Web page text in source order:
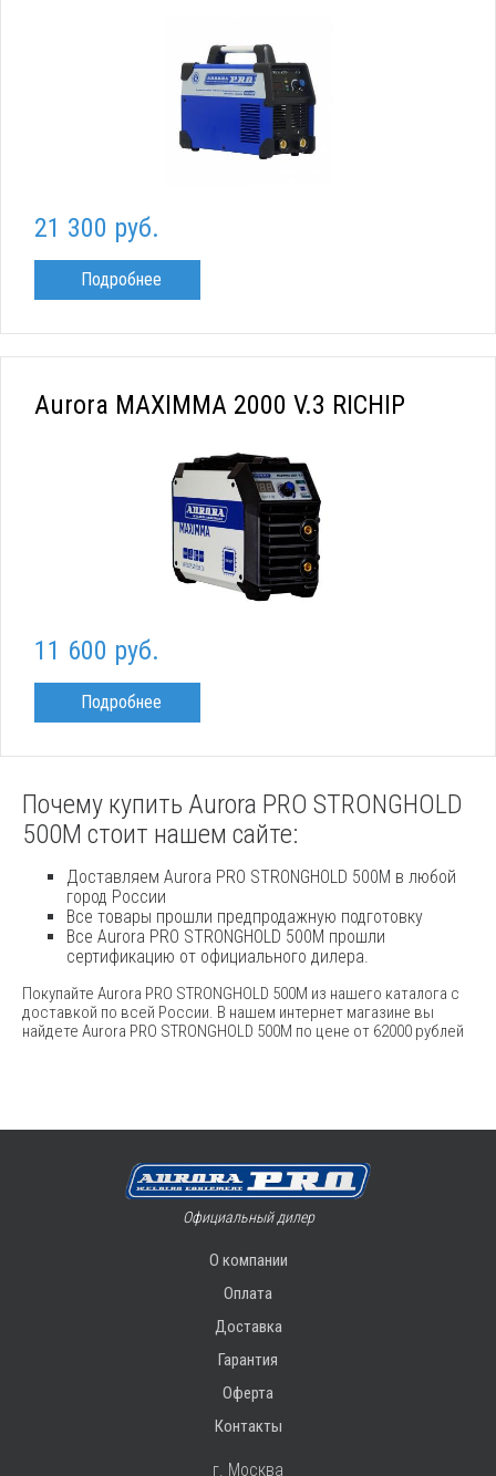
21 300 руб.
Подробнее
Aurora MAXIMMA 2000 V.3 RICHIP
11 600 руб.
Подробнее
Почему купить Aurora PRO STRONGHOLD
500M стоит нашем сайте:
Доставляем Aurora PRO STRONGHOLD 500M в любой
город России
Все товары прошли предпродажную подготовку
Все Aurora PRO STRONGHOLD 500M прошли
сертификацию от официального дилера.
Покупайте Aurora PRO STRONGHOLD 500M из нашего каталога с
доставкой по всей России. В нашем интернет магазине вы
найдете Aurora PRO STRONGHOLD 500M по цене от 62000 рублей
Официальный дилер
О компании
Оплата
Доставка
Гарантия
Оферта
Контакты
г. Москва